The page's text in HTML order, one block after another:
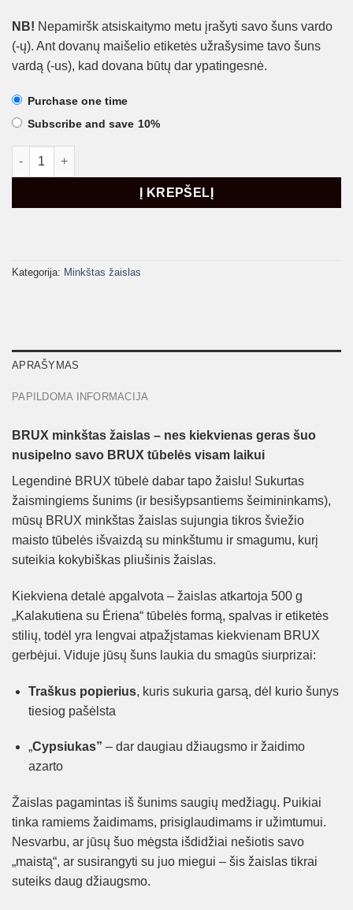
NB! Nepamiršk atsiskaitymo metu įrašyti savo šuns vardo
(-ų). Ant dovanų maišelio etiketės užrašysime tavo šuns
vardą (-us), kad dovana būtų dar ypatingesnė.
Purchase one time
Subscribe and save 10%
produkto kiekis: BRUX minkštas žaislas "Kalakutiena su
Į KREPŠELĮ
Kategorija: Minkštas žaislas
APRAŠYMAS
PAPILDOMA INFORMACIJA
BRUX minkštas žaislas – nes kiekvienas geras šuo
nusipelno savo BRUX tūbelės visam laikui
Legendinė BRUX tūbelė dabar tapo žaislu! Sukurtas
žaismingiems šunims (ir besišypsantiems šeimininkams),
mūsų BRUX minkštas žaislas sujungia tikros šviežio
maisto tūbelės išvaizdą su minkštumu ir smagumu, kurį
suteikia kokybiškas pliušinis žaislas.
Kiekviena detalė apgalvota – žaislas atkartoja 500 g
„Kalakutiena su Ėriena“ tūbelės formą, spalvas ir etiketės
stilių, todėl yra lengvai atpažįstamas kiekvienam BRUX
gerbėjui. Viduje jūsų šuns laukia du smagūs siurprizai:
Traškus popierius, kuris sukuria garsą, dėl kurio šunys
tiesiog pašėlsta
„Cypsiukas” – dar daugiau džiaugsmo ir žaidimo
azarto
Žaislas pagamintas iš šunims saugių medžiagų. Puikiai
tinka ramiems žaidimams, prisiglaudimams ir užimtumui.
Nesvarbu, ar jūsų šuo mėgsta išdidžiai nešiotis savo
„maistą“, ar susirangyti su juo miegui – šis žaislas tikrai
suteiks daug džiaugsmo.
WANT ACCESS TO
EXCLUSIVE
DEALS?
Sign up to receive access to our latest updates